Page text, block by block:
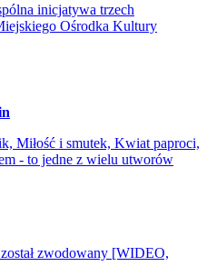
inicjatywa trzech
Ośrodka Kultury
Miłość i smutek, Kwiat paproci,
- to jedne z wielu utworów
zwodowany [WIDEO,